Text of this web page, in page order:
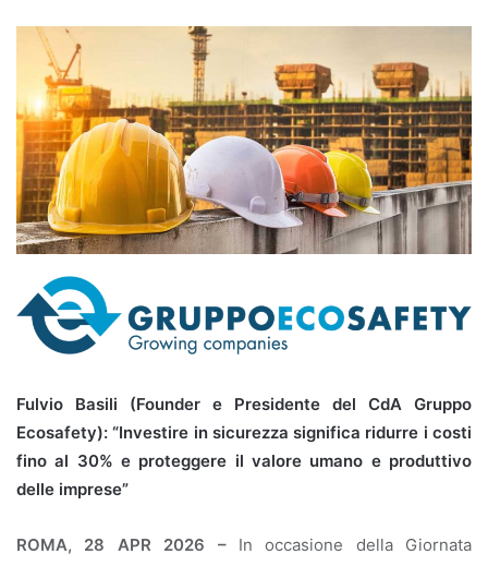
Fulvio Basili (Founder e Presidente del CdA Gruppo
Ecosafety): “Investire in sicurezza significa ridurre i costi
fino al 30% e proteggere il valore umano e produttivo
delle imprese”
ROMA, 28 APR 2026 –In occasione della Giornata